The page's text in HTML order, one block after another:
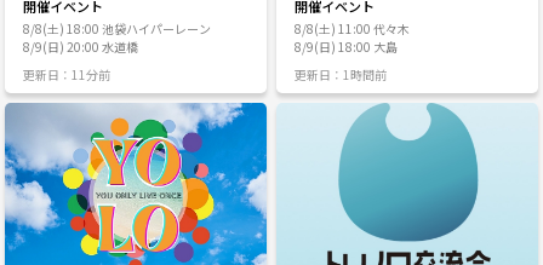
ポートしてくださり、楽しく参加するこ
とができました。 また、他の参加者の方
も明るい方が多く、話しやすい雰囲気で
とても楽しむことができました。 ✨２０
代女性✨「★★★★★」 前向きな人が多
い、楽しい会でした。 緊張してました
が、フレンドリーな人が多くて話しやす
かったです。
録情報設定の〈性別〉を【公開する】に
する ━━━━━━━━━━━━━━━━
〈メンバー申請〉〈サークルルール〉
確認ください。 https://tunagate.com/bl
ogs/4a0R0n6e ━━ ━━ ━━ ━━ ━━
ンセルされる場合は、イベントページの
参加チケット画面から、ご自身でキャン
セル処理をお願いします。主催者側では
キャンセル処理は行っておりません。よ
ろしくお願いいたします🙇 ━━ ━━ ━
━ ━━ ━━ ━━ ━━ ※他サークルのク
リエーター様のイベントへの参加はお断
✨ 今後、卓球をメインにボウリング、飲
み会なども検討しています♪ みなさんと
一緒に楽しみたいです😊 よろしくお願い
します🙇
開催イベント
8/8(土) 18:00 池袋ハイパーレーン
8/9(日) 20:00 水道橋
更新日：11分前
ってます！ そんな僕もバスケが大好き
で、スポーツを通してたくさんの人と仲
良くなれたので、その良さを皆さんと分
かち合えたらと思ってます😁 皆でワイワ
イできる企画を考えていくので、どしど
しご応募ご参加お待ちしております🙋‍♂️
開催イベント
8/8(土) 11:00 代々木
8/9(日) 18:00 大島
更新日：1時間前